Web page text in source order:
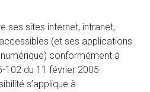
ses sites internet, intranet,
(et ses applications
conformément à
102 du 11 février 2005.
s’applique à